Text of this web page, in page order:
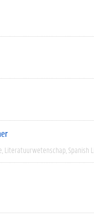
Literatuurwetenschap Spanish